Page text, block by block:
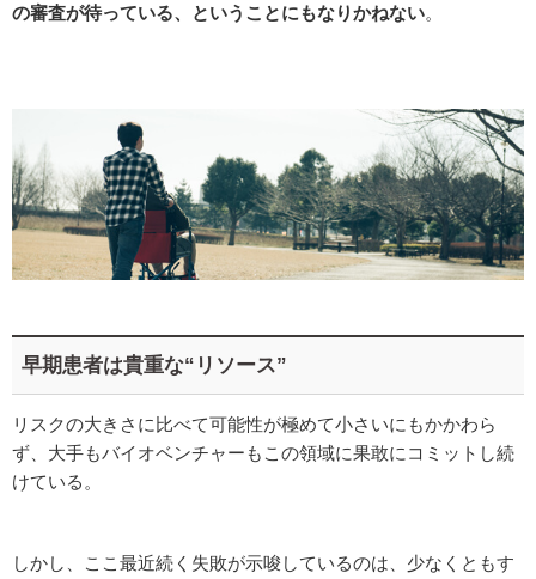
の審査が待っている、ということにもなりかねない。
早期患者は貴重な“リソース”
リスクの大きさに比べて可能性が極めて小さいにもかかわら
ず、大手もバイオベンチャーもこの領域に果敢にコミットし続
けている。
しかし、ここ最近続く失敗が示唆しているのは、少なくともす